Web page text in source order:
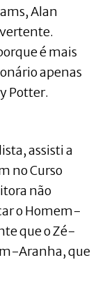
Alan
é mais
apenas
Potter.
assisti a
no Curso
não
o Homem-
que o Zé-
Aranha, que